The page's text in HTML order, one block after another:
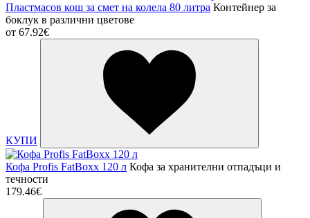
Пластмасов кош за смет на колела 80 литра Контейнер за
боклук в различни цветове
от 67.92€
КУПИ
Кофа Profis FatBoxx 120 л Кофа за хранителни отпадъци и
течности
179.46€